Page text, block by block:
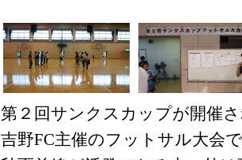
第２回サンクスカップが開催
吉野FC主催のフットサル大会